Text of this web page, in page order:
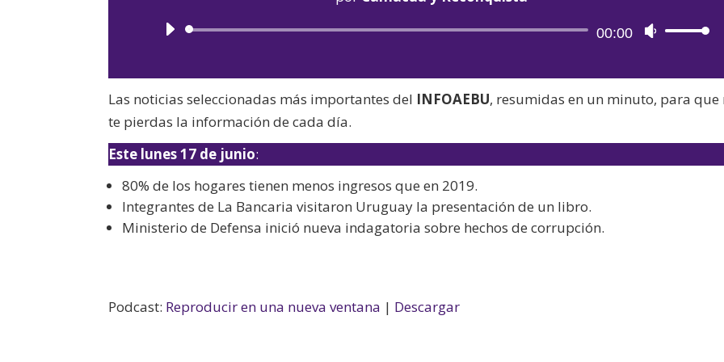
Reproductor
audio
00:00
Utiliza
teclas
de
arriba/
para
Las noticias seleccionadas más importantes del INFOAEBU, resumidas en un minuto, para que
te pierdas la información de cada día.
Este lunes 17 de junio:
80% de los hogares tienen menos ingresos que en 2019.
Integrantes de La Bancaria visitaron Uruguay la presentación de un libro.
Ministerio de Defensa inició nueva indagatoria sobre hechos de corrupción.
Podcast: Reproducir en una nueva ventana | Descargar